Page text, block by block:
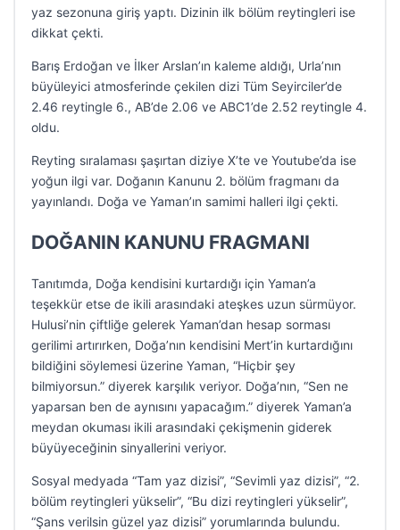
yaz sezonuna giriş yaptı. Dizinin ilk bölüm reytingleri ise
dikkat çekti.
Barış Erdoğan ve İlker Arslan’ın kaleme aldığı, Urla’nın
büyüleyici atmosferinde çekilen dizi Tüm Seyirciler’de
2.46 reytingle 6., AB’de 2.06 ve ABC1’de 2.52 reytingle 4.
oldu.
Reyting sıralaması şaşırtan diziye X’te ve Youtube’da ise
yoğun ilgi var. Doğanın Kanunu 2. bölüm fragmanı da
yayınlandı. Doğa ve Yaman’ın samimi halleri ilgi çekti.
DOĞANIN KANUNU FRAGMANI
Tanıtımda, Doğa kendisini kurtardığı için Yaman’a
teşekkür etse de ikili arasındaki ateşkes uzun sürmüyor.
Hulusi’nin çiftliğe gelerek Yaman’dan hesap sorması
gerilimi artırırken, Doğa’nın kendisini Mert’in kurtardığını
bildiğini söylemesi üzerine Yaman, “Hiçbir şey
bilmiyorsun.” diyerek karşılık veriyor. Doğa’nın, “Sen ne
yaparsan ben de aynısını yapacağım.” diyerek Yaman’a
meydan okuması ikili arasındaki çekişmenin giderek
büyüyeceğinin sinyallerini veriyor.
Sosyal medyada “Tam yaz dizisi”, “Sevimli yaz dizisi”, “2.
bölüm reytingleri yükselir”, “Bu dizi reytingleri yükselir”,
“Şans verilsin güzel yaz dizisi” yorumlarında bulundu.